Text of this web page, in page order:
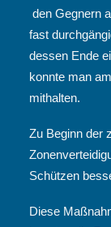
den Gegnern
fast
dessen Ende
konnte man
mithalten.
Zu Beginn der
Schützen
Diese